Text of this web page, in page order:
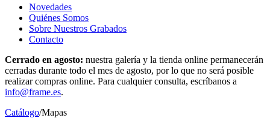
Novedades
Quiénes Somos
Sobre Nuestros Grabados
Contacto
Cerrado en agosto: nuestra galería y la tienda online permanecerán
cerradas durante todo el mes de agosto, por lo que no será posible
realizar compras online. Para cualquier consulta, escríbanos a
info@frame.es.
Catálogo/Mapas